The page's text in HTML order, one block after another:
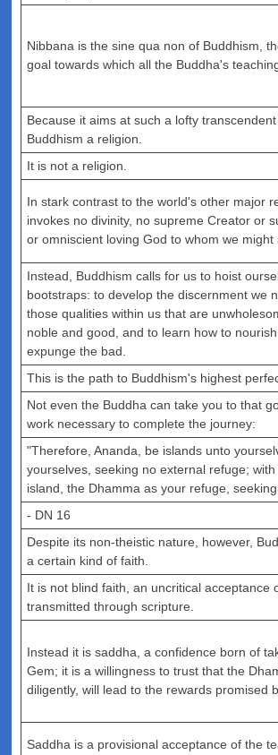
Nibbana is the sine qua non of Buddhism,
goal towards which all the Buddha's
Because it aims at such a lofty
Buddhism a religion.
It is not a religion.
In stark contrast to the world's other major
invokes no divinity, no supreme Creator or
or omniscient loving God to whom we
Instead, Buddhism calls for us to hoist
bootstraps: to develop the discernment we
those qualities within us that are
noble and good, and to learn how to
expunge the bad.
This is the path to Buddhism's highest
Not even the Buddha can take you to that
work necessary to complete the journey:
"Therefore, Ananda, be islands unto
yourselves, seeking no external refuge;
island, the Dhamma as your refuge,
- DN 16
Despite its non-theistic nature, however,
a certain kind of faith.
It is not blind faith, an uncritical acceptance
transmitted through scripture.
Instead it is saddha, a confidence born of
Gem; it is a willingness to trust that the
diligently, will lead to the rewards promised
Saddha is a provisional acceptance of the